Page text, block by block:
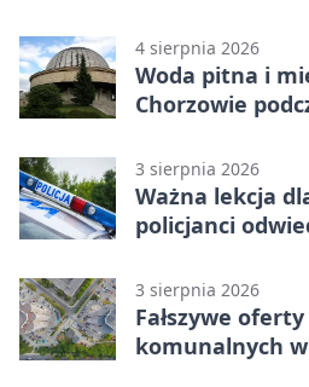
4 sierpnia 2026
Woda pitna i
Chorzowie
3 sierpnia 2026
Ważna lekcja
policjanci
3 sierpnia 2026
Fałszywe
komunalnych